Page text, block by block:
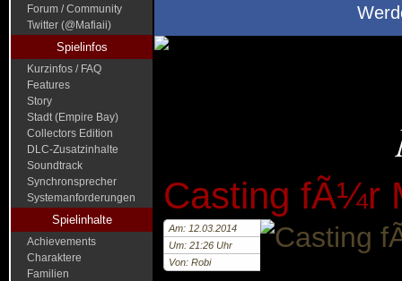
Forum / Community
Twitter (@Mafiaii)
Spielinfos
Kurzinfos / FAQ
Features
Story
Stadt (Empire Bay)
Collectors Edition
DLC-Zusatzinhalte
Soundtrack
Synchronsprecher
Systemanforderungen
Spielinhalte
Achievements
Charaktere
Familien
Casting fÃ¼r
Am: 12.03.2014
Um: 21:26 Uhr
Von: Robi